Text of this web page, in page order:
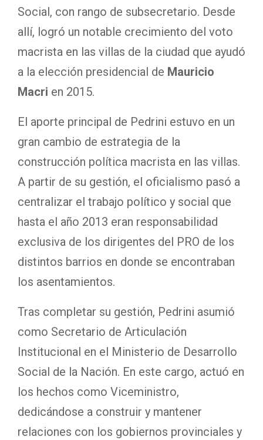
Social, con rango de subsecretario. Desde
allí, logró un notable crecimiento del voto
macrista en las villas de la ciudad que ayudó
a la elección presidencial de Mauricio
Macri en 2015.
El aporte principal de Pedrini estuvo en un
gran cambio de estrategia de la
construcción política macrista en las villas.
A partir de su gestión, el oficialismo pasó a
centralizar el trabajo político y social que
hasta el año 2013 eran responsabilidad
exclusiva de los dirigentes del PRO de los
distintos barrios en donde se encontraban
los asentamientos.
Tras completar su gestión, Pedrini asumió
como Secretario de Articulación
Institucional en el Ministerio de Desarrollo
Social de la Nación. En este cargo, actuó en
los hechos como Viceministro,
dedicándose a construir y mantener
relaciones con los gobiernos provinciales y